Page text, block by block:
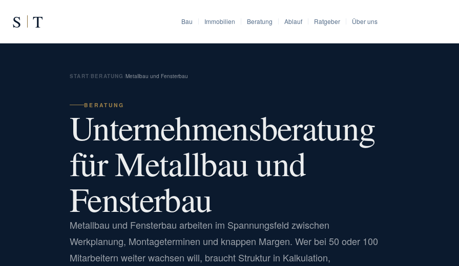
S T Bau Immobilien Beratung Ablauf Ratgeber Über uns
START BERATUNG Metallbau und Fensterbau
BERATUNG
Unternehmensberatung
für Metallbau und
Fensterbau
Metallbau und Fensterbau arbeiten im Spannungsfeld zwischen
Werkplanung, Montageterminen und knappen Margen. Wer bei 50 oder 100
Mitarbeitern weiter wachsen will, braucht Struktur in Kalkulation,